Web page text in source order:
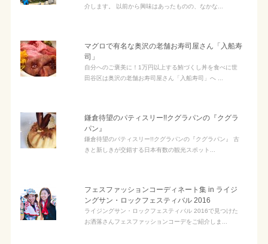
介します。 以前から興味はあったものの、なかな...
マグロで有名な奥沢の老舗お寿司屋さん「入船寿
司」
自分へのご褒美に！1万円以上する鮪づくし丼を食べに世
田谷区は奥沢の老舗お寿司屋さん「入船寿司」へ ...
鎌倉待望のパティスリー!!クグラパンの『クグラ
パン』
鎌倉待望のパティスリー!!クグラパンの『クグラパン』 古
きと新しきが交錯する日本有数の観光スポット...
フェスファッションコーディネート集 in ライジ
ングサン・ロックフェスティバル 2016
ライジングサン・ロックフェスティバル 2016で見つけた
お洒落さんフェスファッションコーデをご紹介しま...